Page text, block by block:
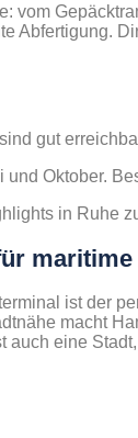
vom
Abfertigung.
gut
Oktober.
in Ruhe
maritime
ist der
macht
auch eine